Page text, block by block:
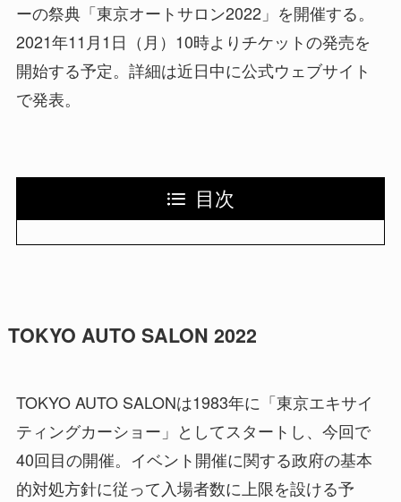
ーの祭典「東京オートサロン2022」を開催する。
2021年11月1日（月）10時よりチケットの発売を
開始する予定。詳細は近日中に公式ウェブサイト
で発表。
目次
TOKYO AUTO SALON 2022
TOKYO AUTO SALONは1983年に「東京エキサイ
ティングカーショー」としてスタートし、今回で
40回目の開催。イベント開催に関する政府の基本
的対処方針に従って入場者数に上限を設ける予